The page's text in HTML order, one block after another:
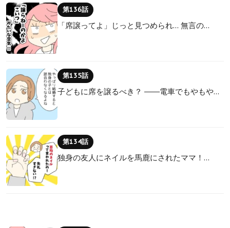
第136話
「席譲ってよ」じっと見つめられ… 無言の…
第135話
子どもに席を譲るべき？ ――電車でもやもや…
第134話
独身の友人にネイルを馬鹿にされたママ！…